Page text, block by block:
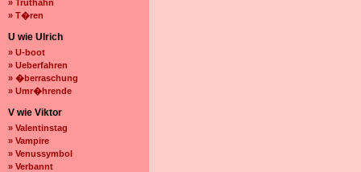
» Truthahn
» T�ren
U wie Ulrich
» U-boot
» Ueberfahren
» �berraschung
» Umr�hrende
V wie Viktor
» Valentinstag
» Vampire
» Venussymbol
» Verbannt